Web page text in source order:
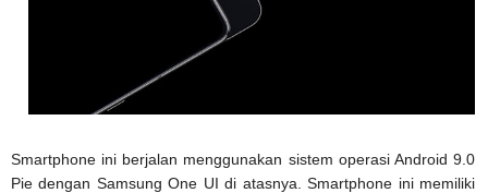
Smartphone ini berjalan menggunakan sistem operasi Android 9.0
Pie dengan Samsung One UI di atasnya. Smartphone ini memiliki